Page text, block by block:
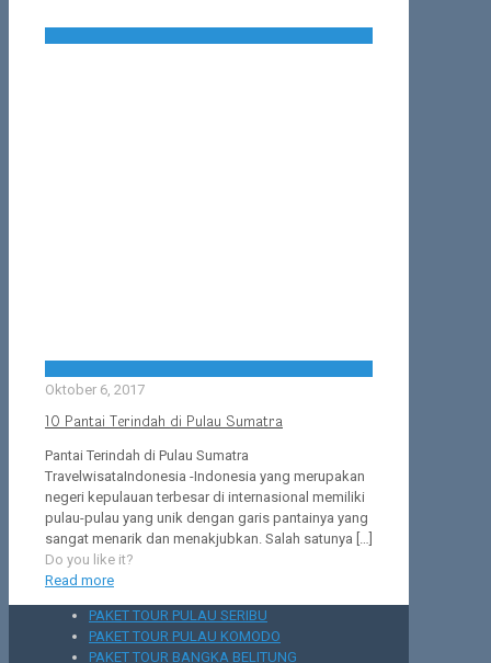
Oktober 6, 2017
10 Pantai Terindah di Pulau Sumatra
Pantai Terindah di Pulau Sumatra
TravelwisataIndonesia -Indonesia yang merupakan
negeri kepulauan terbesar di internasional memiliki
pulau-pulau yang unik dengan garis pantainya yang
sangat menarik dan menakjubkan. Salah satunya […]
Do you like it?
Read more
PAKET TOUR PULAU SERIBU
PAKET TOUR PULAU KOMODO
PAKET TOUR BANGKA BELITUNG